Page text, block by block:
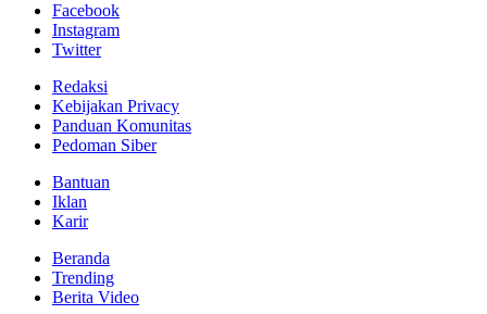
Facebook
Instagram
Twitter
Redaksi
Kebijakan Privacy
Panduan Komunitas
Pedoman Siber
Bantuan
Iklan
Karir
Beranda
Trending
Berita Video